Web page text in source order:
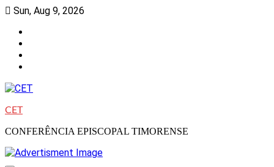
Skip
content
Sun, Aug 9, 2026
CET
CONFERÊNCIA EPISCOPAL TIMORENSE